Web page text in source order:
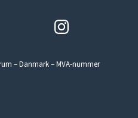
– Danmark – MVA-nummer